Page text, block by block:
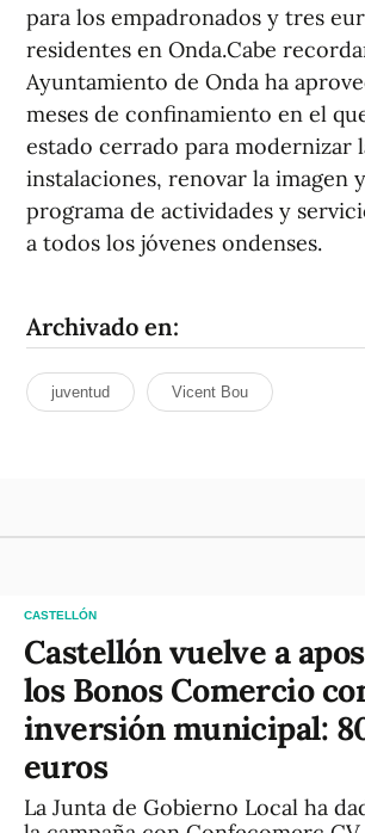
para los empadronados y tres
residentes en Onda.Cabe
Ayuntamiento de Onda ha
meses de confinamiento en el
estado cerrado para modernizar
instalaciones, renovar la imagen
programa de actividades y
a todos los jóvenes ondenses.
Archivado en:
juventud Vicent Bou
CASTELLÓN
Castellón vuelve a
los Bonos Comercio
inversión municipal:
euros
La Junta de Gobierno Local ha